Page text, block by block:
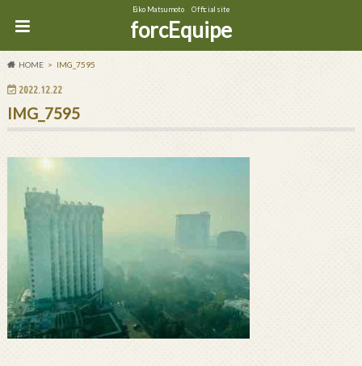
Eiko Matsumoto Official site
forcEquipe
HOME IMG_7595
2022.12.22
IMG_7595